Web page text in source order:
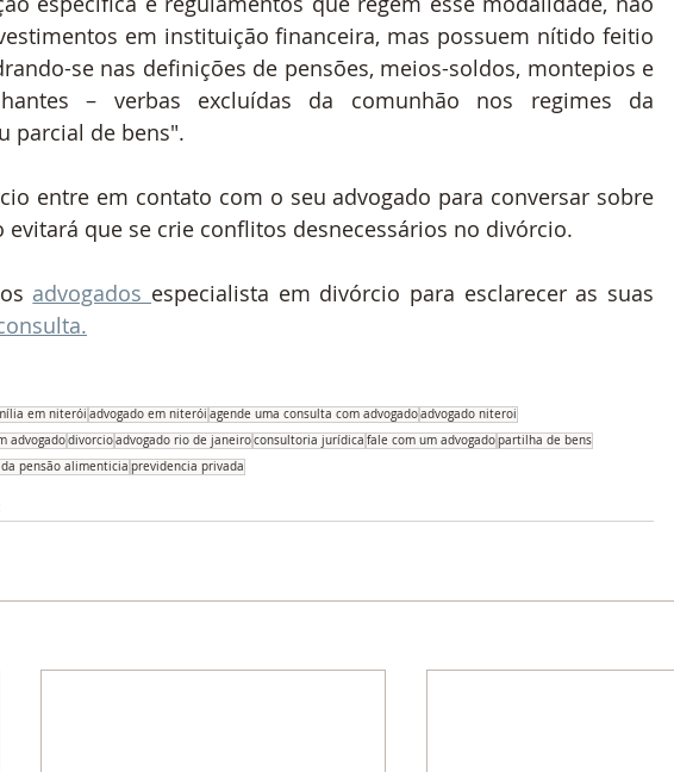
em instituição financeira, mas possuem nítido feitio
se nas definições de pensões, meios-soldos, montepios e
– verbas excluídas da comunhão nos regimes da
parcial de bens".
entre em contato com o seu advogado para conversar sobre
evitará que se crie conflitos desnecessários no divórcio.
advogados especialista em divórcio para esclarecer as suas
em niterói advogado em niterói agende uma consulta com advogadoadvogado niteroi
advogadodivorcioadvogado rio de janeiroconsultoria jurídica fale com um advogadopartilha de bens
pensão alimenticia previdencia privada